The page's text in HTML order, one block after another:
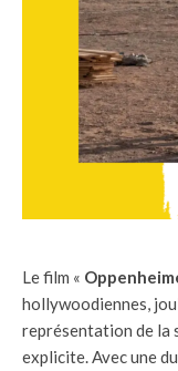
Le film «
hollywoodiennes,
représentation de la
explicite. Avec une